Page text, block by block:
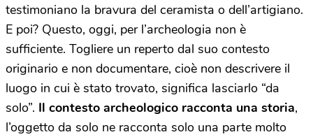
testimoniano la bravura del ceramista o dell’artigiano.
E poi? Questo, oggi, per l’archeologia non è
sufficiente. Togliere un reperto dal suo contesto
originario e non documentare, cioè non descrivere il
luogo in cui è stato trovato, significa lasciarlo “da
solo”. Il contesto archeologico racconta una storia,
l’oggetto da solo ne racconta solo una parte molto